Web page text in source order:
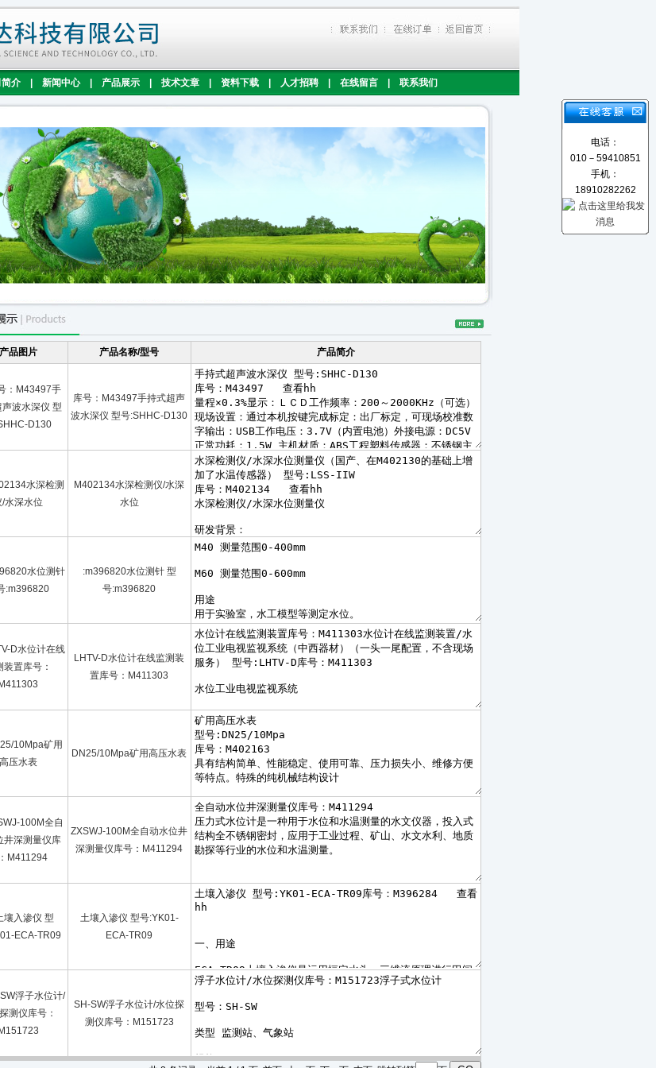
介 新闻中心 产品展示 技术文章 资料下载 人才招聘 在线留言 联系我们
产品图片 产品名称/型号 产品简介
库号：M43497手持式超声
波水深仪 型号:SHHC-D130
M402134水深检测仪/水深
水位
:m396820水位测针 型
号:m396820
LHTV-D水位计在线监测装
置库号：M411303
DN25/10Mpa矿用高压水表
ZXSWJ-100M全自动水位井
深测量仪库号：M411294
土壤入渗仪 型号:YK01-
ECA-TR09
SH-SW浮子水位计/水位探
测仪库号：M151723
电话：
010－59410851
手机：
18910282262